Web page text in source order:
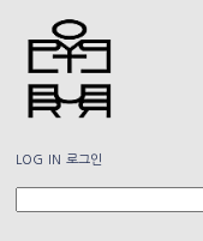
LOG IN 로그인